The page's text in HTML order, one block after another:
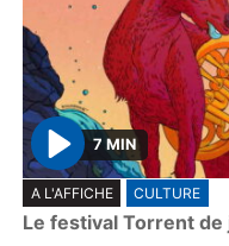
P
l
a
7 MIN
A L'AFFICHE CULTURE
Le festival Torrent de